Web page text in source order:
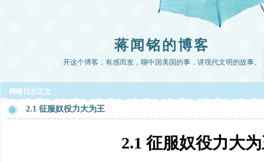
蒋闻铭的博客
开这个博客，有感而发，聊中国美国的事，讲现代文明的故事。
网络日志正文
2.1 征服奴役力大为王
2.1 征服奴役力大